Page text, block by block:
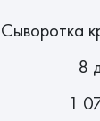
8
1